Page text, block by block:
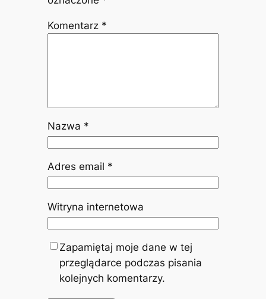
Komentarz *
Nazwa *
Adres email *
Witryna internetowa
Zapamiętaj moje dane w tej
przeglądarce podczas pisania
kolejnych komentarzy.